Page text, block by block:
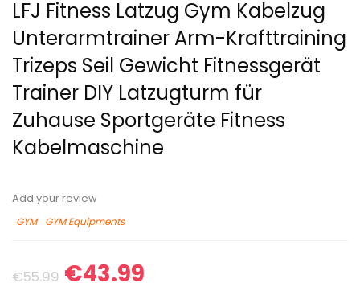
LFJ Fitness Latzug Gym Kabelzug
Unterarmtrainer Arm-Krafttraining
Trizeps Seil Gewicht Fitnessgerät
Trainer DIY Latzugturm für
Zuhause Sportgeräte Fitness
Kabelmaschine
Add your review
GYM
GYM Equipments
€55.99 €43.99